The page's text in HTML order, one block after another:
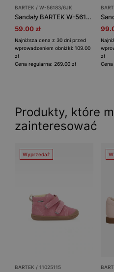
BARTEK / W-56183/6JK
Sandały BARTEK W-56183/6JK, dla dziewcząt, czarno-szaro-fioletowy
59.00 zł
Najniższa cena z 30 dni przed
wprowadzeniem obniżki: 109.00
zł
Cena regularna: 269.00 zł
zł
Cena
Produkty, które
zainteresować
Wyprzedaż
BARTEK / 11025115